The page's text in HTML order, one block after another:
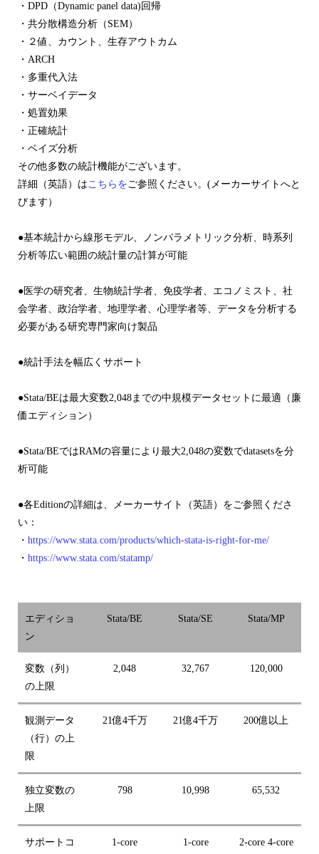
・DPD（Dynamic panel data)回帰
・共分散構造分析（SEM）
・２値、カウント、生存アウトカム
・ARCH
・多重代入法
・サーベイデータ
・処置効果
・正確統計
・ベイズ分析
その他多数の統計機能がございます。
詳細（英語）はこちらをご参照ください。(メーカーサイトへと
びます）
●基本統計から線形モデル、ノンパラメトリック分析、時系列
分析等広い範囲の統計量の計算が可能
●医学の研究者、生物統計学者、免疫学者、エコノミスト、社
会学者、政治学者、地理学者、心理学者等、データを分析する
必要がある研究専門家向け製品
●統計手法を幅広くサポート
●Stata/BEは最大変数2,048までの中規模データセットに最適（廉
価エディション）
●Stata/BEではRAMの容量により最大2,048の変数でdatasetsを分
析可能
●各Editionの詳細は、メーカーサイト（英語）をご参照くださ
い：
・ https://www.stata.com/products/which-stata-is-right-for-me/
・ https://www.stata.com/statamp/
エディショ
ン
Stata/BE Stata/SE Stata/MP
変数（列）
の上限
2,048 32,767 120,000
観測データ
（行）の上
限
21億4千万 21億4千万 200億以上
独立変数の
上限
798 10,998 65,532
サポートコ
1-core 1-core
2-core 4-core